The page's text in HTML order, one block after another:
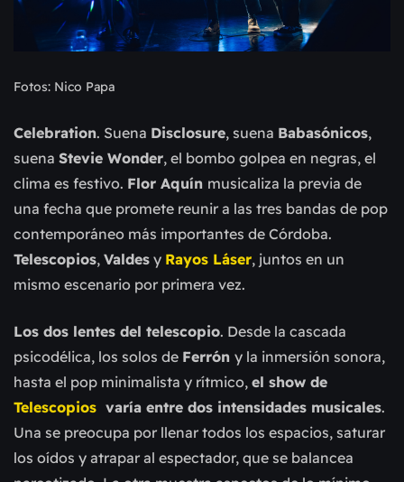
Fotos: Nico Papa
Celebration. Suena Disclosure, suena Babasónicos,
suena Stevie Wonder, el bombo golpea en negras, el
clima es festivo. Flor Aquín musicaliza la previa de
una fecha que promete reunir a las tres bandas de pop
contemporáneo más importantes de Córdoba.
Telescopios, Valdes y Rayos Láser, juntos en un
mismo escenario por primera vez.
Los dos lentes del telescopio. Desde la cascada
psicodélica, los solos de Ferrón y la inmersión sonora,
hasta el pop minimalista y rítmico, el show de
Telescopios varía entre dos intensidades musicales.
Una se preocupa por llenar todos los espacios, saturar
los oídos y atrapar al espectador, que se balancea